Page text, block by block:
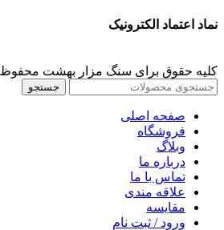
نماد اعتماد الکترونیک
کلیه حقوق برای سنگ مزار بهشت محفوظ
جستجو
صفحه اصلی
فروشگاه
وبلاگ
درباره ما
تماس با ما
علاقه مندی
مقايسه
ورود / ثبت نام